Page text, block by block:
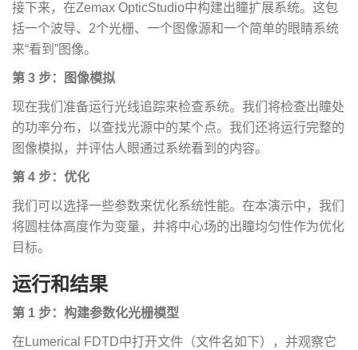
接下来，在Zemax OpticStudio中构建出瞳扩展系统。这包
括一个波导、2个光栅、一个图像源和一个简单的眼睛系统
来“看到”图像。
第 3 步：图像模拟
现在我们准备运行光线追踪来检查系统。我们将检查出瞳处
的功率分布，以查找光源中的某个点。我们还将运行完整的
图像模拟，并评估人眼通过系统看到的内容。
第 4 步：优化
我们可以选择一些参数来优化系统性能。在本演示中，我们
将圆柱体高度作为变量，并将中心场的出瞳均匀性作为优化
目标。
运行和结果
第 1 步：构建参数化光栅模型
在Lumerical FDTD中打开文件（文件名如下），并观察它